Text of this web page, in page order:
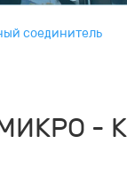
соединитель
-